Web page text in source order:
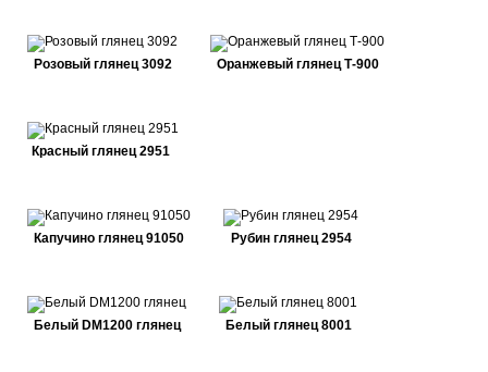
Розовый глянец 3092 Оранжевый глянец Т-900
Красный глянец 2951
Капучино глянец 91050 Рубин глянец 2954
Белый DM1200 глянец Белый глянец 8001